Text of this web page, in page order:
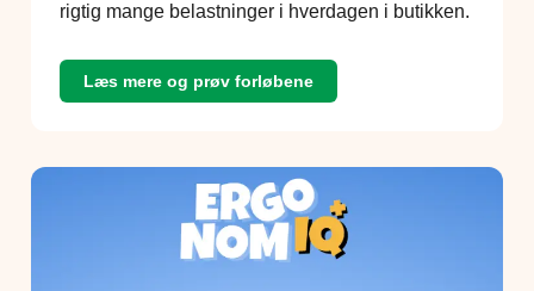
rigtig mange belastninger i hverdagen i butikken.
Læs mere og prøv forløbene